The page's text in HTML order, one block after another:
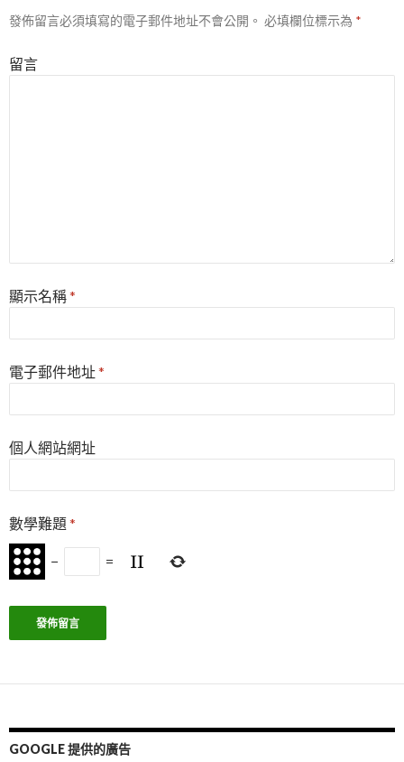
發佈留言必須填寫的電子郵件地址不會公開。 必填欄位標示為 *
留言
顯示名稱*
電子郵件地址*
個人網站網址
數學難題*
− =
GOOGLE 提供的廣告